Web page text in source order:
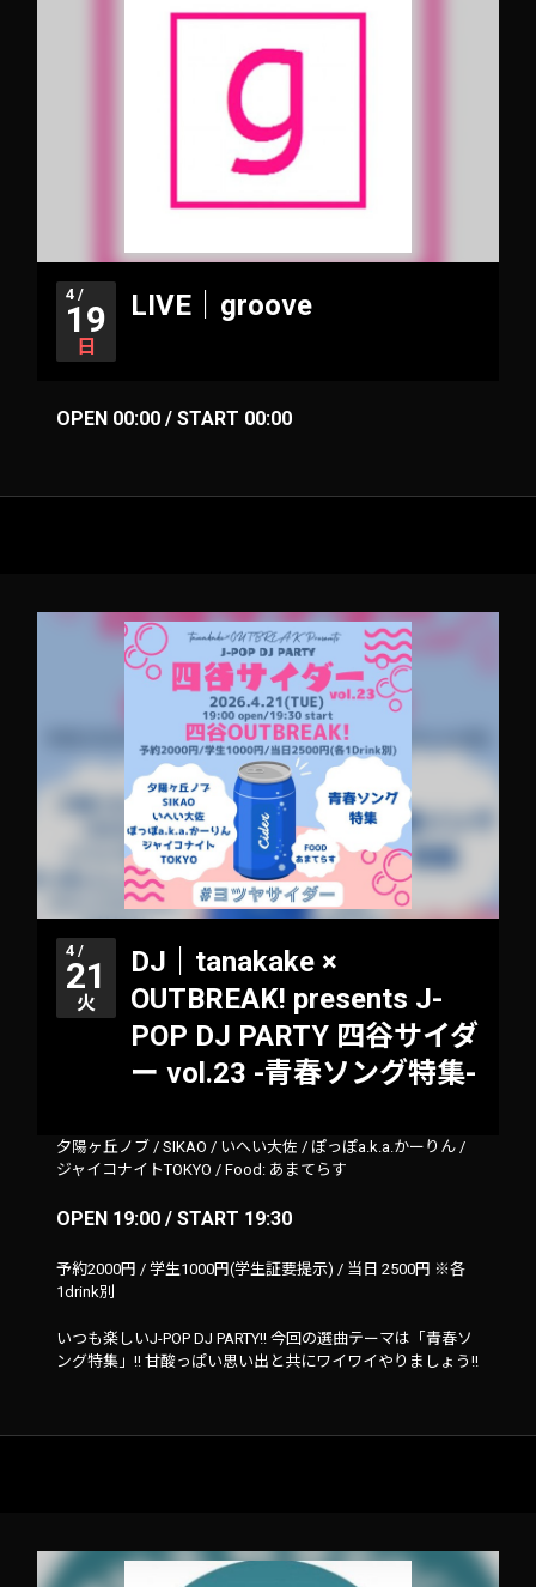
4 /
19
日
LIVE｜groove
OPEN 00:00 / START 00:00
4 /
21
火
DJ｜tanakake ×
OUTBREAK! presents J-
POP DJ PARTY 四谷サイダ
ー vol.23 -青春ソング特集-
夕陽ヶ丘ノブ / SIKAO / いへい大佐 / ぽっぽa.k.a.かーりん /
ジャイコナイトTOKYO / Food: あまてらす
OPEN 19:00 / START 19:30
予約2000円 / 学生1000円(学生証要提示) / 当日 2500円 ※各
1drink別
いつも楽しいJ-POP DJ PARTY!! 今回の選曲テーマは「青春ソ
ング特集」!! 甘酸っぱい思い出と共にワイワイやりましょう!!